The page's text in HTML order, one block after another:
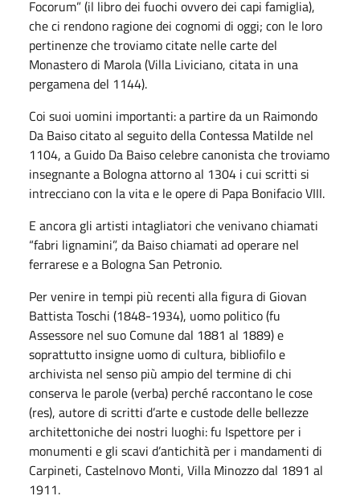
Focorum” (il libro dei fuochi ovvero dei capi famiglia),
che ci rendono ragione dei cognomi di oggi; con le loro
pertinenze che troviamo citate nelle carte del
Monastero di Marola (Villa Liviciano, citata in una
pergamena del 1144).
Coi suoi uomini importanti: a partire da un Raimondo
Da Baiso citato al seguito della Contessa Matilde nel
1104, a Guido Da Baiso celebre canonista che troviamo
insegnante a Bologna attorno al 1304 i cui scritti si
intrecciano con la vita e le opere di Papa Bonifacio VIII.
E ancora gli artisti intagliatori che venivano chiamati
“fabri lignamini”, da Baiso chiamati ad operare nel
ferrarese e a Bologna San Petronio.
Per venire in tempi più recenti alla figura di Giovan
Battista Toschi (1848-1934), uomo politico (fu
Assessore nel suo Comune dal 1881 al 1889) e
soprattutto insigne uomo di cultura, bibliofilo e
archivista nel senso più ampio del termine di chi
conserva le parole (verba) perché raccontano le cose
(res), autore di scritti d’arte e custode delle bellezze
architettoniche dei nostri luoghi: fu Ispettore per i
monumenti e gli scavi d’antichità per i mandamenti di
Carpineti, Castelnovo Monti, Villa Minozzo dal 1891 al
1911.